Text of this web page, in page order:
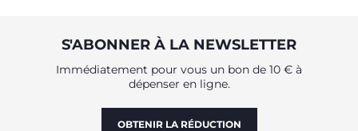
S'ABONNER À LA NEWSLETTER
Immédiatement pour vous un bon de 10 € à
dépenser en ligne.
OBTENIR LA RÉDUCTION